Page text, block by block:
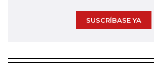
SUSCRÍBASE YA